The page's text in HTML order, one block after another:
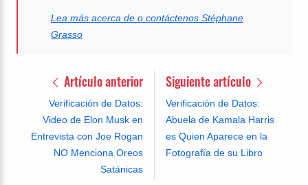
Lea más acerca de o contáctenos Stéphane
Grasso
Artículo anterior
Verificación de Datos:
Video de Elon Musk en
Entrevista con Joe Rogan
NO Menciona Oreos
Satánicas
Siguiente artículo
Verificación de Datos:
Abuela de Kamala Harris
es Quien Aparece en la
Fotografía de su Libro